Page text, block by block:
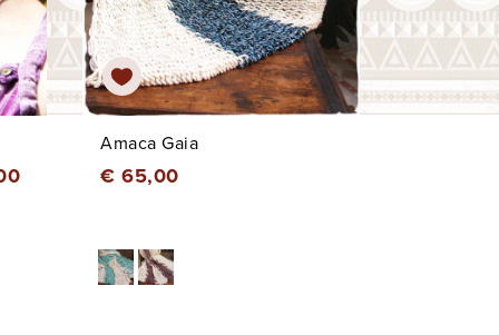
Amaca Gaia
€ 65,00